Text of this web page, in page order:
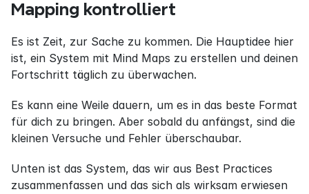
Mapping kontrolliert
Es ist Zeit, zur Sache zu kommen. Die Hauptidee hier
ist, ein System mit Mind Maps zu erstellen und deinen
Fortschritt täglich zu überwachen.
Es kann eine Weile dauern, um es in das beste Format
für dich zu bringen. Aber sobald du anfängst, sind die
kleinen Versuche und Fehler überschaubar.
Unten ist das System, das wir aus Best Practices
zusammenfassen und das sich als wirksam erwiesen